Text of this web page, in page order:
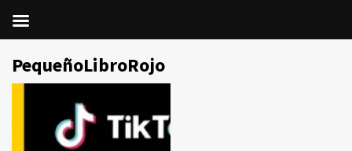
contenido
PequeñoLibroRojo